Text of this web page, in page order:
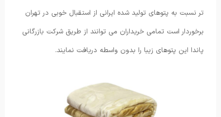
تر نسبت به پتوهای تولید شده ایرانی از استقبال خوبی در تهران
برخوردار است تمامی خریداران می توانند از طریق شرکت بازرگانی
پاندا این پتوهای زیبا را بدون واسطه دریافت نمایند.